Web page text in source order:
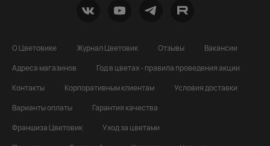
О Цветовике Журнал Цветовик Отзывы
Вакансии
Адреса магазинов
Год в цветах - правила проведения акции
Контакты
Корпоративным клиентам
Условия доставки
Варианты оплаты
Гарантия качества
Франшиза Цветовик
Уход за цветами